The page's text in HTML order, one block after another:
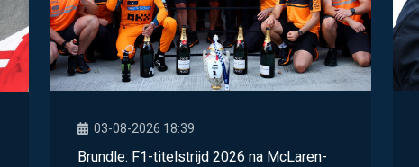
03-08-2026 18:39
Brundle: F1-titelstrijd 2026 na McLaren-